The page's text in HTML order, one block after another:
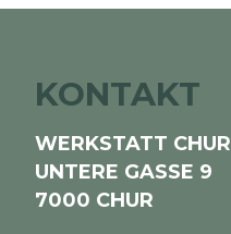
KONTAKT
WERKSTATT CHUR
UNTERE GASSE 9
7000 CHUR